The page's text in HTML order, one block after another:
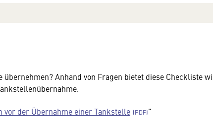
übernehmen? Anhand von Fragen bietet diese Checkliste
vor der Übernahme einer Tankstelle "